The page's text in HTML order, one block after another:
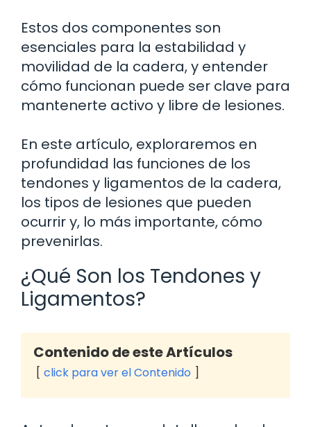
Estos dos componentes son
esenciales para la estabilidad y
movilidad de la cadera, y entender
cómo funcionan puede ser clave para
mantenerte activo y libre de lesiones.
En este artículo, exploraremos en
profundidad las funciones de los
tendones y ligamentos de la cadera,
los tipos de lesiones que pueden
ocurrir y, lo más importante, cómo
prevenirlas.
¿Qué Son los Tendones y
Ligamentos?
Contenido de este Artículos
click para ver el Contenido